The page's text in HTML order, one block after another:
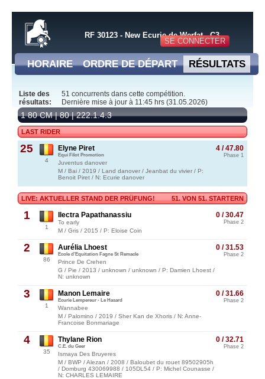
SE CONNECTER
RF 30123 - New Ecurie de Werfat - C3
HORAIRE ORDRE DE DÉPART RÉSULTATS
Liste des
résultats:
51 concurrents dans cette compétition.
Dernière mise à jour à 11:45 hrs (31.05.2026)
1 80 CM | 80 | 222.1.4.3
LAST RIDER
25
4
4 / 47.80
Phase 1
Elyne Piret
Equi Filot Promotion
Juventus danover
M / Bai / 2019 / Land danover / Jeanbat du vivier / P:
Benoit Piret / N: Ecurie danover
51. VON 51. STARTERN
LIVE: AKTUELLER STAND DER PRÜFUNG!
1
1
0 / 30.47
Phase 2
Ilectra Papathanassiu
To early
M / Gris / 2015 / P: Eloise Coin
2
86
0 / 31.53
Phase 2
Aurélia Lhoest
Ecole d'Equitation Fagne St Remacle
Prince De Crehen
G / Pie / 2013 / unknown / unknown / P: Damien Lhoest /
N: unknown
3
1
0 / 31.66
Phase 2
Manon Lemaire
Ecurie Lempereur - Le Hasard
Wannabee
M / Palomino / 2019 / Sher Kan de Xhoris / N: Anne-
Francoise Bonmariage
4
35
0 / 32.71
Phase 2
Thylane Rion
C.E. du Geer
Ismaya Des Bruyeres
M / BWP / Alezan / 2008 / Baloubet du rouet 89502905h
/ Domburg 430069988 / 105DL54 / P: Michel Counasse /
N: CHARLES LEMAIRE